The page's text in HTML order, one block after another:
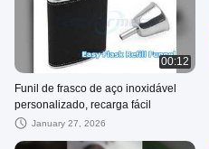
00:12
Funil de frasco de aço inoxidável
personalizado, recarga fácil
January 27, 2026